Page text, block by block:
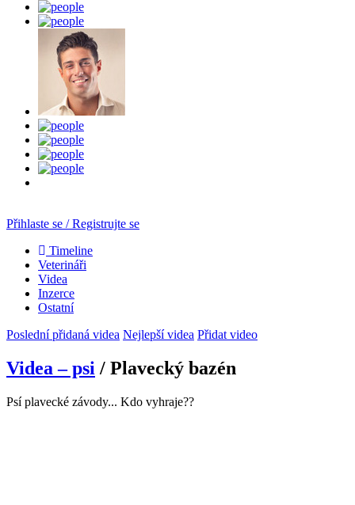
Přihlaste se / Registrujte se
Timeline
Veterináři
Videa
Inzerce
Ostatní
Poslední přidaná videa Nejlepší videa Přidat video
Videa – psi / Plavecký bazén
Psí plavecké závody... Kdo vyhraje??